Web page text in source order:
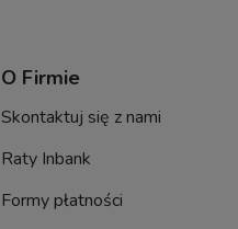
O Firmie
Skontaktuj się z nami
Raty Inbank
Formy płatności